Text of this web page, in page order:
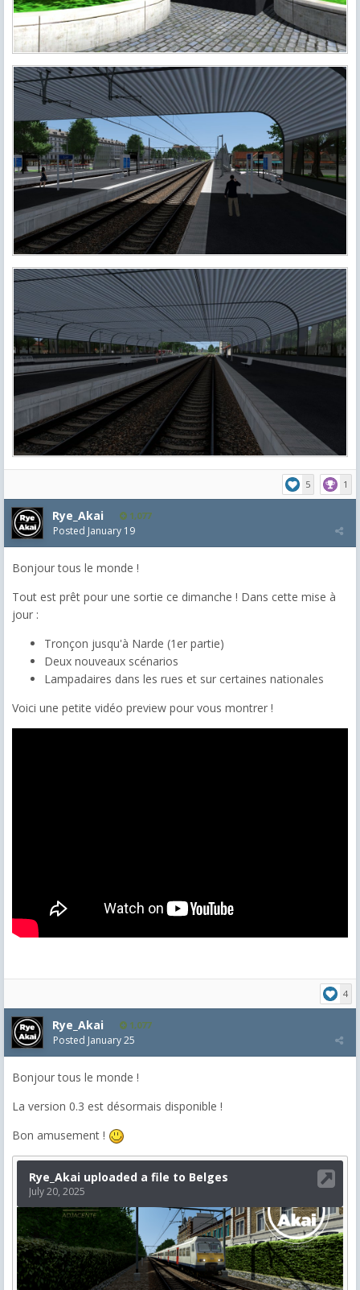
5 1
Rye_Akai 1,077
Posted January 19
Bonjour tous le monde !
Tout est prêt pour une sortie ce dimanche ! Dans cette mise à
jour :
Tronçon jusqu'à Narde (1er partie)
Deux nouveaux scénarios
Lampadaires dans les rues et sur certaines nationales
Voici une petite vidéo preview pour vous montrer !
4
Rye_Akai 1,077
Posted January 25
Bonjour tous le monde !
La version 0.3 est désormais disponible !
Bon amusement !